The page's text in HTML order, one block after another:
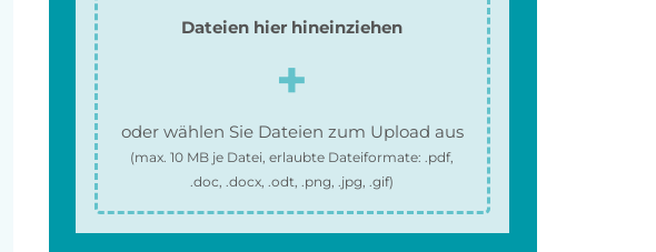
Dateien hier hineinziehen
oder wählen Sie Dateien zum Upload aus
(max.10 MB je Datei, erlaubte Dateiformate:.pdf,
.doc, .docx, .odt, .png, .jpg, .gif)